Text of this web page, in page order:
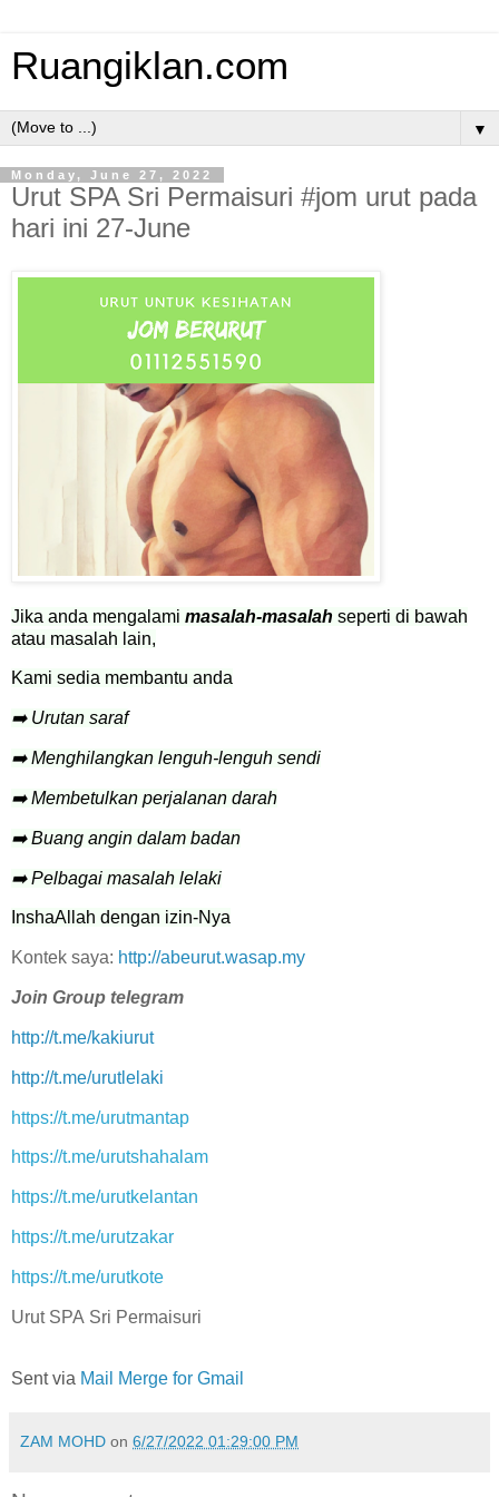
Ruangiklan.com
▼
Monday, June 27, 2022
Urut SPA Sri Permaisuri #jom urut pada
hari ini 27-June
Jika anda mengalami masalah-masalah seperti di bawah
atau masalah lain,
Kami sedia membantu anda
➡️ Urutan saraf
➡️ Menghilangkan lenguh-lenguh sendi
➡️ Membetulkan perjalanan darah
➡️ Buang angin dalam badan
➡️ Pelbagai masalah lelaki
InshaAllah dengan izin-Nya
Kontek saya: http://abeurut.wasap.my
Join Group telegram
http://t.me/kakiurut
http://t.me/urutlelaki
https://t.me/urutmantap
https://t.me/urutshahalam
https://t.me/urutkelantan
https://t.me/urutzakar
https://t.me/urutkote
Urut SPA Sri Permaisuri
Sent via Mail Merge for Gmail
ZAM MOHD on 6/27/2022 01:29:00 PM